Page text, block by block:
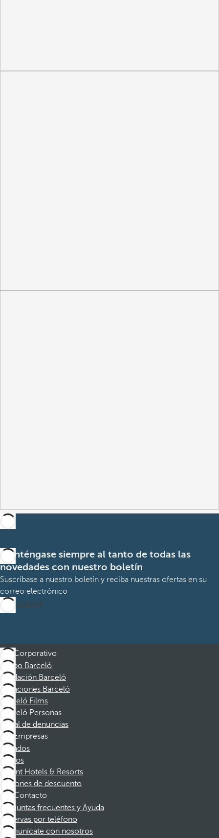
Manténgase siempre al tanto de todas las
novedades con nuestro boletín
Suscríbase a nuestro boletín y reciba nuestras ofertas en su
correo electrónico
Suscribirme
Corporativo
Grupo Barceló
Fundación Barceló
Vacaciones Barceló
Barceló Films
Barceló Personas
Canal de denuncias
Empresas
Afiliados
Socios
Dorint Hotels & Resorts
Cupones de descuento
Contacto
Preguntas frecuentes y Ayuda
Reservas por teléfono
Comunícate con nosotros